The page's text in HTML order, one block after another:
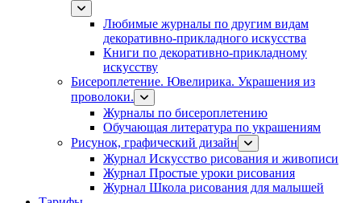
Любимые журналы по другим видам
декоративно-прикладного искусства
Книги по декоративно-прикладному
искусству
Бисероплетение. Ювелирика. Украшения из
проволоки.
Журналы по бисероплетению
Обучающая литература по украшениям
Рисунок, графический дизайн
Журнал Искусство рисования и живописи
Журнал Простые уроки рисования
Журнал Школа рисования для малышей